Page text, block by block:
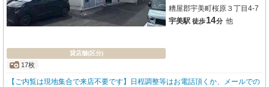
貸店舗(区分)
17枚
糟屋郡宇美町桜原３丁目4-7
宇美駅 徒歩14分 他
【ご内覧は現地集合で来店不要です】日程調整等はお電話頂くか、メールでの